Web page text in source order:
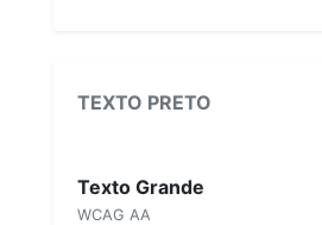
TEXTO PRETO
Texto Grande
WCAG AA